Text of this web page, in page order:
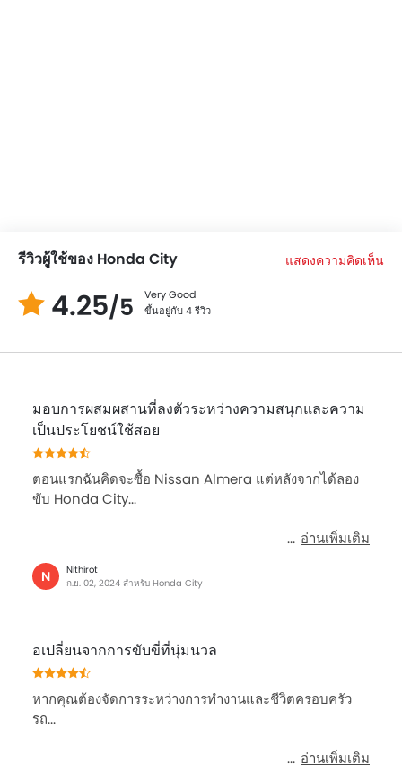
ที่รองศีรษะผู้โดยสารตอนหลัง
ที่พักแขนตรงกลางเบาะหลัง
ระบบสั่งการด้วยเสียง
เข็มขัดนิรภัยสำหรับผู้โดยสารตอนหลัง
เบาะผ้า
ที่วางแก้วน้ำด้านหลัง
โหมดการขับขี่แบบ
ไฟส่องสว่างห้องสัมภาระท้าย
ระบบปัดน้ำฝนด้านหลัง
ไฟนำทางอัจฉริยะ
ที่พักแขนคอนโซลกลาง
รีวิวผู้ใช้ของ Honda City แสดงความคิดเห็น
4.25/5
Very Good
ขึ้นอยู่กับ 4 รีวิว
มอบการผสมผสานที่ลงตัวระหว่างความสนุกและความ
เป็นประโยชน์ใช้สอย
ตอนแรกฉันคิดจะซื้อ Nissan Almera แต่หลังจากได้ลอง
ขับ Honda City...
อ่านเพิ่มเติม
N
Nithirot
ก.ย. 02, 2024 สำหรับ Honda City
อเปลี่ยนจากการขับขี่ที่นุ่มนวล
หากคุณต้องจัดการระหว่างการทำงานและชีวิตครอบครัว
รถ...
อ่านเพิ่มเติม